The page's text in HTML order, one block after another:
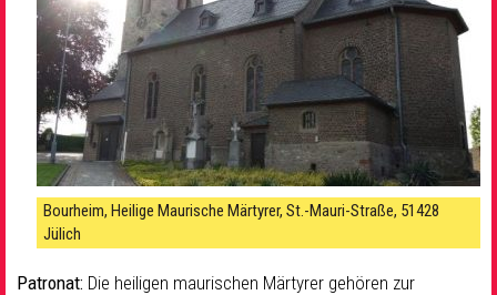
Musik& Kultur
Seelsorge & Kontakt
Bourheim, Heilige Maurische Märtyrer, St.-Mauri-Straße, 51428
Jülich
Patronat: Die heiligen maurischen Märtyrer gehören zur